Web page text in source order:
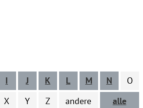
alle
I J K L M N
O
X Y Z andere